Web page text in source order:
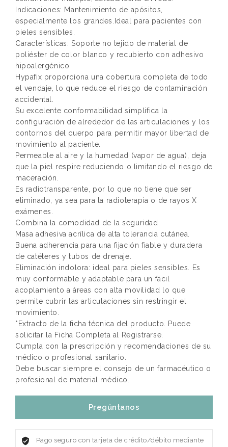
Indicaciones: Mantenimiento de apósitos,
especialmente los grandes.Ideal para pacientes con
pieles sensibles.
Características: Soporte no tejido de material de
poliéster de color blanco y recubierto con adhesivo
hipoalergénico.
Hypafix proporciona una cobertura completa de todo
el vendaje, lo que reduce el riesgo de contaminación
accidental.
Su excelente conformabilidad simplifica la
configuración de alrededor de las articulaciones y los
contornos del cuerpo para permitir mayor libertad de
movimiento al paciente.
Permeable al aire y la humedad (vapor de agua), deja
que la piel respire reduciendo o limitando el riesgo de
maceración.
Es radiotransparente, por lo que no tiene que ser
eliminado, ya sea para la radioterapia o de rayos X
exámenes.
Combina la comodidad de la seguridad.
Masa adhesiva acrílica de alta tolerancia cutánea.
Buena adherencia para una fijación fiable y duradera
de catéteres y tubos de drenaje.
Eliminación indolora: ideal para pieles sensibles. Es
muy conformable y adaptable para un fácil
acoplamiento a áreas con alta movilidad lo que
permite cubrir las articulaciones sin restringir el
movimiento.
*Extracto de la ficha técnica del producto. Puede
solicitar la Ficha Completa al Registrarse.
Cumpla con la prescripción y recomendaciones de su
médico o profesional sanitario.
Debe buscar siempre el consejo de un farmacéutico o
profesional de material médico.
Pregúntanos
Pago seguro con tarjeta de crédito/débito mediante